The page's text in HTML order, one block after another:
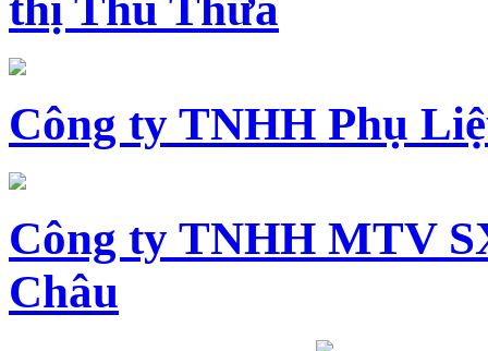
Công ty TNHH Phụ
Công ty TNHH MTV
Châu